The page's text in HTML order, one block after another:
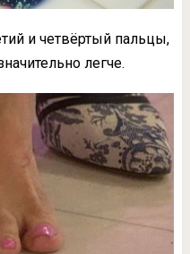
и четвёртый пальцы,
легче.